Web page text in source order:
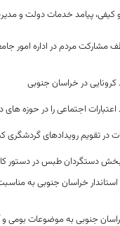
پیامد خدمات دولت و
مشارکت مردم در اداره امور
در خراسان جنوبی
اجتماعی را در حوزه های
در تقویم رویدادهای
دستگردان طبس در دستور
جنوبی به موضوعات بومی